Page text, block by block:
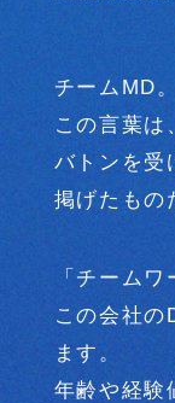
チームMD。
この言葉は
バトンを受
掲げたもの
「チーム
この会社の
ます。
年齢や経験